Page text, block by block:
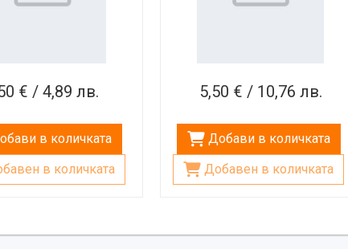
€ / 4,89 лв.
в количката
в количката
5,50 € / 10,76 лв.
Добави в количката
Добавен в количката